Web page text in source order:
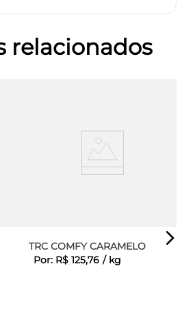
relacionados
TRC COMFY CARAMELO
Por: R$ 125,76 / kg